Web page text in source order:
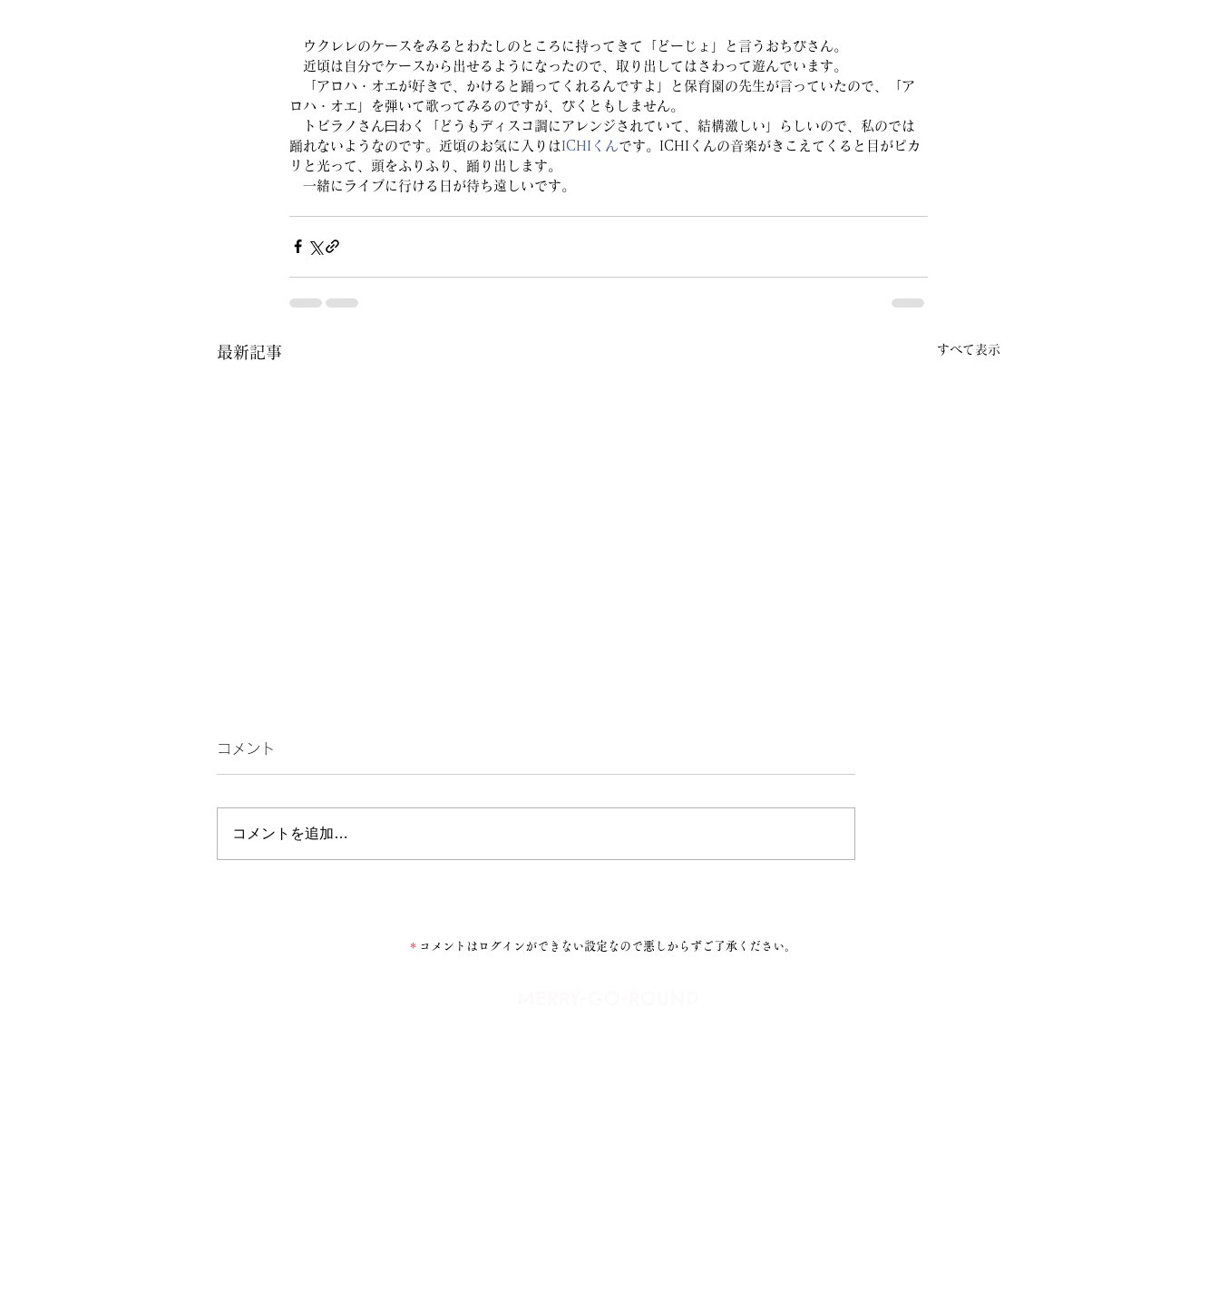
ウクレレのケースをみるとわたしのところに持ってきて「どーじょ」と言うおちびさん。
近頃は自分でケースから出せるようになったので、取り出してはさわって遊んでいます。
「アロハ・オエが好きで、かけると踊ってくれるんですよ」と保育園の先生が言っていたので、「ア
ロハ・オエ」を弾いて歌ってみるのですが、びくともしません。
トビラノさん曰わく「どうもディスコ調にアレンジされていて、結構激しい」らしいので、私のでは
踊れないようなのです。近頃のお気に入りは ICHIくんです。ICHIくんの音楽がきこえてくると目がピカ
リと光って、頭をふりふり、踊り出します。
一緒にライブに行ける日が待ち遠しいです。
最新記事 すべて表示
続くんやに！
コメント
コメントを追加…
＊ コメントはログインができない設定なので悪しからずご了承ください。